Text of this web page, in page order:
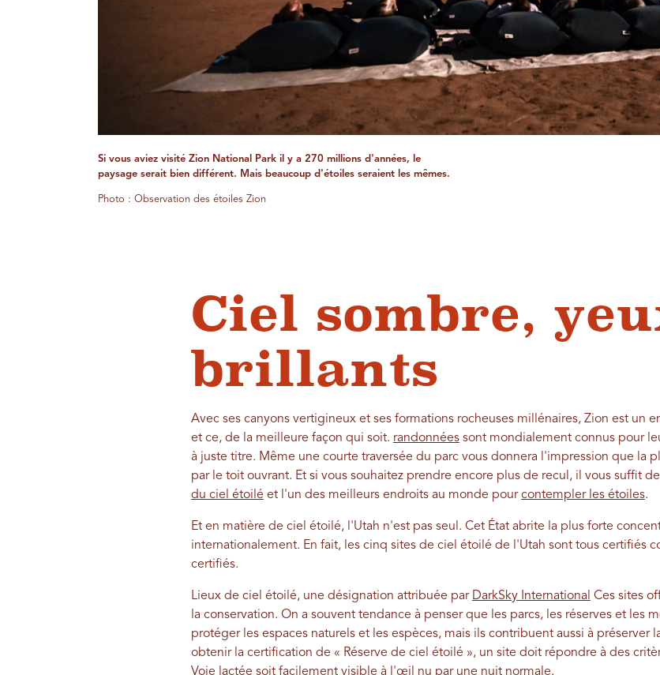
Si vous aviez visité Zion National Park il y a 270 millions d'années, le
paysage serait bien différent. Mais beaucoup d'étoiles seraient les mêmes.
Photo : Observation des étoiles Zion
Ciel sombre,
brillants
Avec ses canyons vertigineux et ses formations rocheuses millénaires, Zion est un
et ce, de la meilleure façon qui soit. randonnéessont mondialement connus pour
à juste titre. Même une courte traversée du parc vous donnera l'impression que la
par le toit ouvrant. Et si vous souhaitez prendre encore plus de recul, il vous suffit
du ciel étoilé et l'un des meilleurs endroits au monde pourcontempler les étoiles.
Et en matière de ciel étoilé, l'Utah n'est pas seul. Cet État abrite la plus forte
internationalement. En fait, les cinq sites de ciel étoilé de l'Utah sont tous certifiés
certifiés.
Lieux de ciel étoilé, une désignation attribuée par DarkSky International Ces sites
la conservation. On a souvent tendance à penser que les parcs, les réserves et les
protéger les espaces naturels et les espèces, mais ils contribuent aussi à préserver
obtenir la certification de « Réserve de ciel étoilé », un site doit répondre à des
Voie lactée soit facilement visible à l'œil nu par une nuit normale.